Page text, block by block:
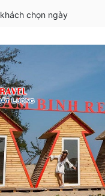
khách chọn ngày